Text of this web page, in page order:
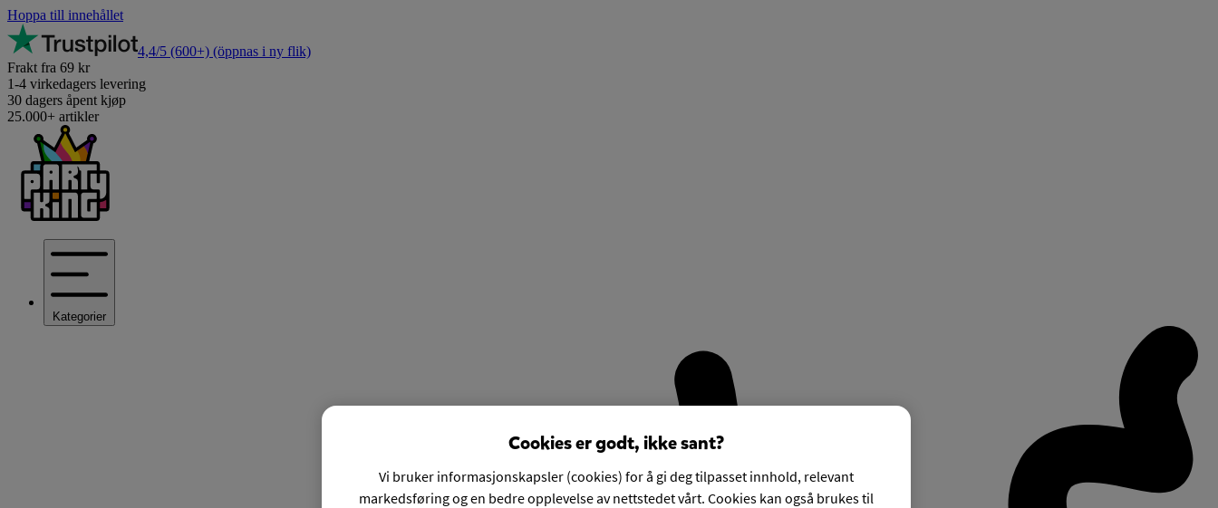
Hoppa till innehållet
4,4/5 (600+) (öppnas i ny flik)
Frakt fra 69 kr
1-4 virkedagers levering
30 dagers åpent kjøp
25.000+ artikler
Kategorier
Cookies er godt, ikke sant?
Vi bruker informasjonskapsler (cookies) for å gi deg tilpasset innhold, relevant
markedsføring og en bedre opplevelse av nettstedet vårt. Cookies kan også brukes til